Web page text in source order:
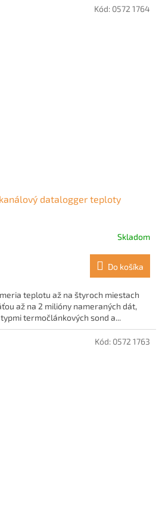
datalogger teploty
Skladom
Do košíka
teplotu až na štyroch miestach
až na 2 milióny nameraných dát,
termočlánkových sond a...
Kód: 0572 1764
Kód: 0572 1763